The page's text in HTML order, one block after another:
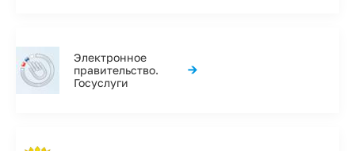
Электронное
правительство.
Госуслуги
→